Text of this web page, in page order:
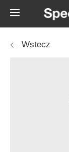
Wstecz